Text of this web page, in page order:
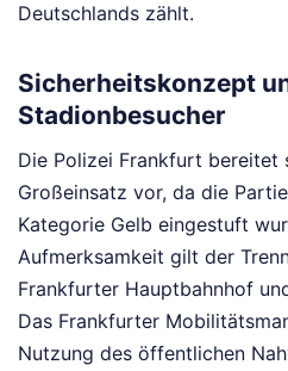
Deutschlands zählt.
Sicherheitskonzept
Stadionbesucher
Die Polizei Frankfurt bereitet
Großeinsatz vor, da die
Kategorie Gelb eingestuft
Aufmerksamkeit gilt der
Frankfurter Hauptbahnhof
Das Frankfurter
Nutzung des öffentlichen